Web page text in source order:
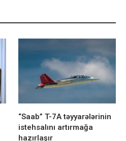
“Saab” T-7A təyyarələrinin
istehsalını artırmağa
hazırlaşır